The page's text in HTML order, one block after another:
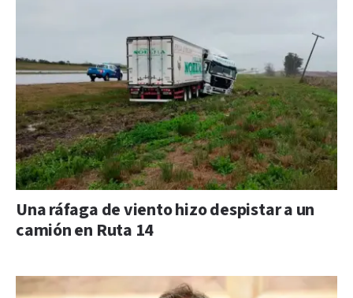
Una ráfaga de viento hizo despistar a un
camión en Ruta 14